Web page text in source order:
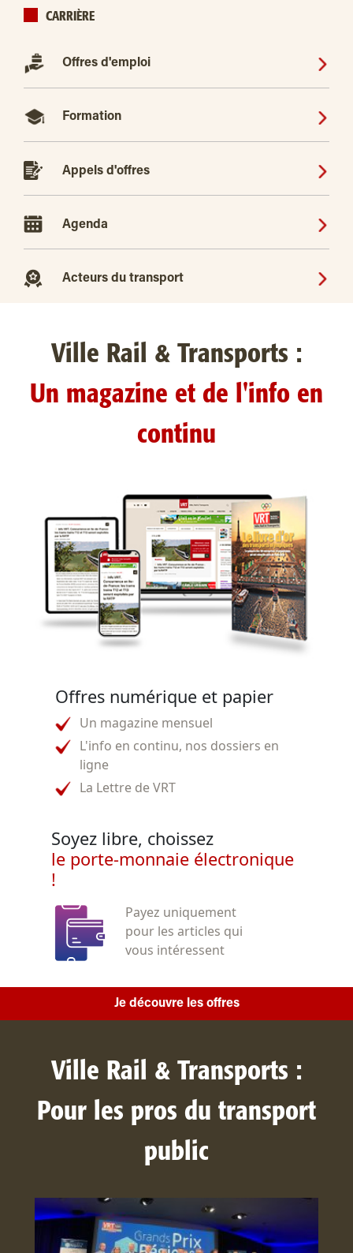
CARRIÈRE
Offres d'emploi
Formation
Appels d'offres
Agenda
Acteurs du transport
Ville Rail & Transports :
Un magazine et de l'info en
continu
Offres numérique et papier
Un magazine mensuel
L'info en continu, nos dossiers en
ligne
La Lettre de VRT
Soyez libre, choissez
le porte-monnaie électronique
!
Payez uniquement
pour les articles qui
vous intéressent
Je découvre les offres
Ville Rail & Transports :
Pour les pros du transport
public